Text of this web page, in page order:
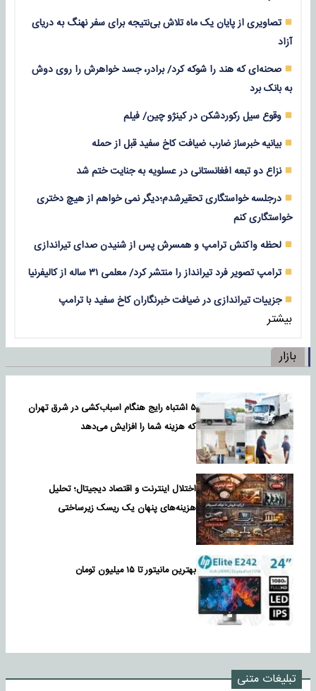
تصاویری از پایان یک ماه تلاش بی‌نتیجه برای سفر نهنگ به دریای
آزاد
صحنه‌ای که هند را شوکه کرد/ برادر، جسد خواهرش را روی دوش
به بانک برد
وقوع سیل رکوردشکن در کینژو چین/ فیلم
بیانیه خبرساز ضارب ضیافت کاخ سفید قبل از حمله
نزاع دو تبعه افغانستانی در عسلویه به جنایت ختم شد
درجلسه خواستگاری تحقیرشدم؛دیگر نمی خواهم از هیچ دختری
خواستگاری کنم
لحظه واکنش ترامپ و همسرش پس از شنیدن صدای تیراندازی
ترامپ تصویر فرد تیرانداز را منتشر کرد/ معلمی ۳۱ ساله از کالیفرنیا
جزییات تیراندازی در ضیافت خبرنگاران کاخ سفید با ترامپ
بیشتر
بازار
۵ اشتباه رایج هنگام اسباب‌کشی در شرق تهران
که هزینه شما را افزایش می‌دهد
اختلال اینترنت و اقتصاد دیجیتال؛ تحلیل
هزینه‌های پنهان یک ریسک زیرساختی
بهترین مانیتور تا ۱۵ میلیون تومان
تبلیغات متنی